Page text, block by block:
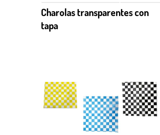
Charolas transparentes con
tapa